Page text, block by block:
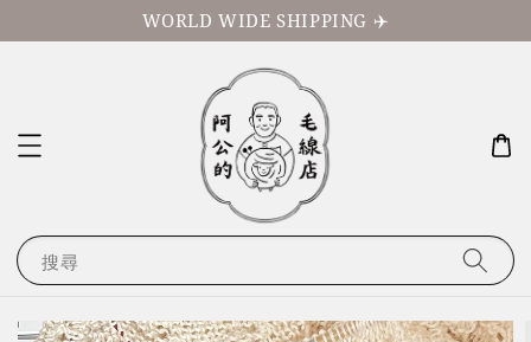
WORLD WIDE SHIPPING ✈️
搜尋